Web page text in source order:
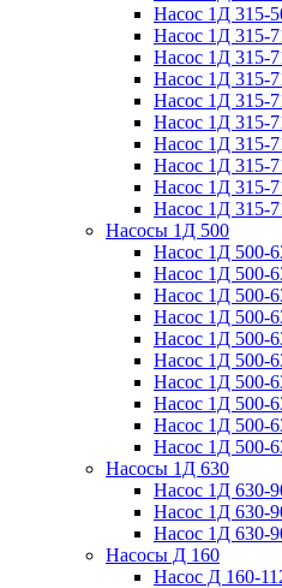
Насос 1Д 315-
Насос 1Д 315-
Насос 1Д 315-
Насос 1Д 315-
Насос 1Д 315-
Насос 1Д 315-
Насос 1Д 315-
Насос 1Д 315-
Насос 1Д 315-
Насос 1Д 315-
Насосы 1Д 500
Насос 1Д 500-
Насос 1Д 500-
Насос 1Д 500-
Насос 1Д 500-
Насос 1Д 500-
Насос 1Д 500-
Насос 1Д 500-
Насос 1Д 500-
Насос 1Д 500-
Насос 1Д 500-
Насосы 1Д 630
Насос 1Д 630-
Насос 1Д 630-
Насос 1Д 630-
Насосы Д 160
Насос Д 160-